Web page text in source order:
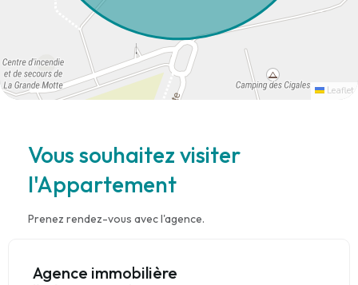
Leaflet
Vous souhaitez visiter
l'Appartement
Prenez rendez-vous avec l'agence.
Agence immobilière